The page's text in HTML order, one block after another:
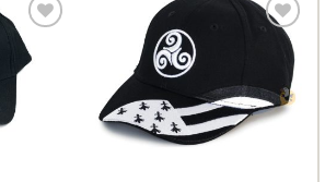
Ajouter
Ajouter
aux
favoris